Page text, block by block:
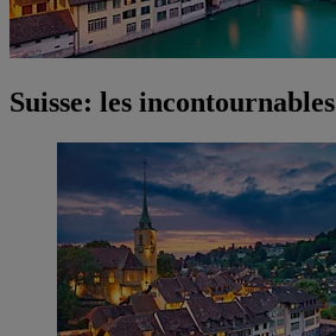
Suisse: les incontournables